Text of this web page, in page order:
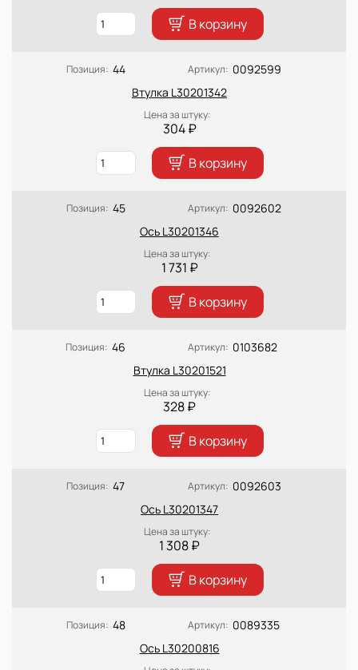
В корзину
Позиция: 44 Артикул: 0092599
Втулка L30201342
Цена за штуку:
304 ₽
В корзину
Позиция: 45 Артикул: 0092602
Ось L30201346
Цена за штуку:
1 731 ₽
В корзину
Позиция: 46 Артикул: 0103682
Втулка L30201521
Цена за штуку:
328 ₽
В корзину
Позиция: 47 Артикул: 0092603
Ось L30201347
Цена за штуку:
1 308 ₽
В корзину
Позиция: 48 Артикул: 0089335
Ось L30200816